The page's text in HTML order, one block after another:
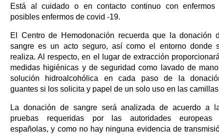
Está al cuidado o en contacto continuo con enfermos
posibles enfermos de covid -19.
El Centro de Hemodonación recuerda que la donación
sangre es un acto seguro, así como el entorno donde
realiza. Al respecto, en el lugar de extracción
medidas higiénicas y de seguridad como lavado de
solución hidroalcohólica en cada paso de la
guantes si los solicita y papel de un solo uso en las
La donación de sangre será analizada de acuerdo a
pruebas requeridas por las autoridades europeas
españolas, y como no hay ninguna evidencia de